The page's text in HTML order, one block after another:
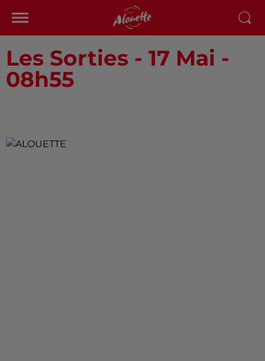
Les Sorties - 17 Mai -
08h55